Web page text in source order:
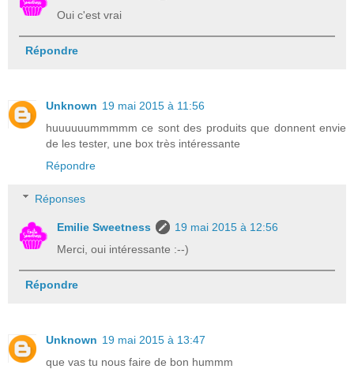
Oui c'est vrai
Répondre
Unknown 19 mai 2015 à 11:56
huuuuuummmmm ce sont des produits que donnent envie
de les tester, une box très intéressante
Répondre
Réponses
Emilie Sweetness
19 mai 2015 à 12:56
Merci, oui intéressante :--)
Répondre
Unknown 19 mai 2015 à 13:47
que vas tu nous faire de bon hummm